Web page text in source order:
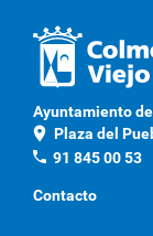
Ayuntamiento
location_on Plaza del
phone 91 845 00 53
Contacto